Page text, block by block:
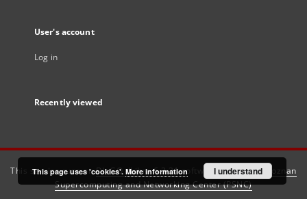
User's account
Log in
Recently viewed
This service runs onDInGO dLibra 6.3.21software created by
Poznan
Supercomputing and Networking Center (PSNC)
This page uses 'cookies'. More information I understand